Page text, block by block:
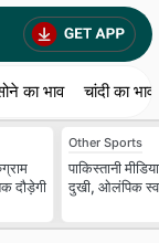
का भाव चांदी का भाव
दौड़ेगी
Other Sports
पाकिस्तानी
दुखी, ओलंपिक